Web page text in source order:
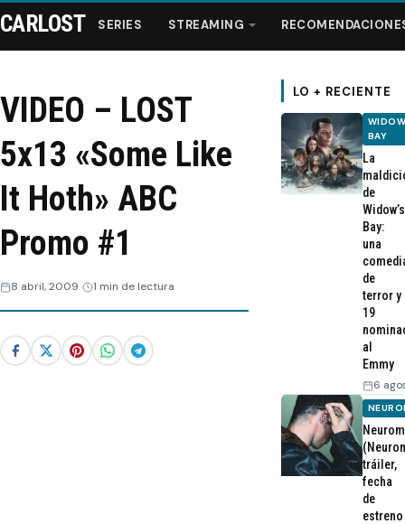
Series
Streaming
Recomendaciones
Videos
Webisodios
CARLOST SERIES STREAMING
VIDEO – LOST
5x13 «Some Like
It Hoth» ABC
Promo #1
8 abril, 2009 1 min de lectura
LO + RECIENTE
BAY
La
de
Widow’s
Bay:
una
de
terror y
19
al
Emmy
6
tráiler,
fecha
de
estreno